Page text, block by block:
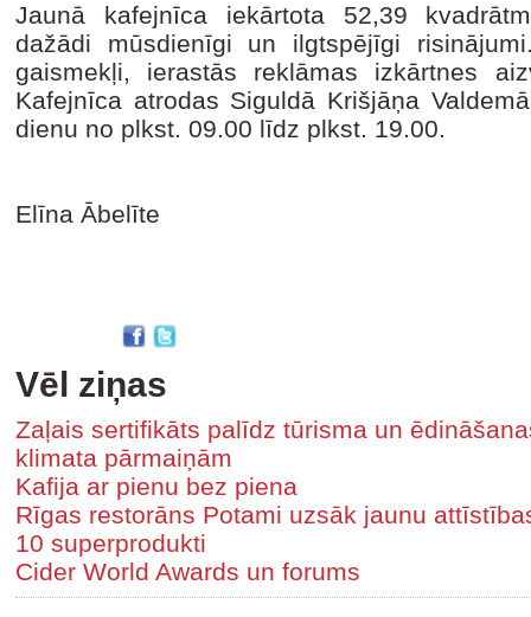
Jaunā kafejnīca iekārtota 52,39
dažādi mūsdienīgi un ilgtspējīgi
gaismekļi, ierastās reklāmas izkārtnes
Kafejnīca atrodas Siguldā Krišjāņa
dienu no plkst. 09.00 līdz plkst. 19.00.
Elīna Ābelīte
Vēl ziņas
Zaļais sertifikāts palīdz tūrisma un
klimata pārmaiņām
Kafija ar pienu bez piena
Rīgas restorāns Potami uzsāk jaunu
10 superprodukti
Cider World Awards un forums